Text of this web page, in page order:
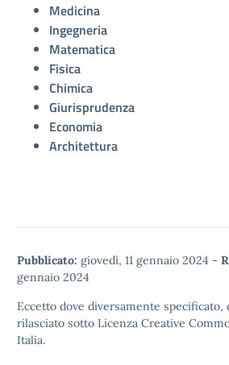
Medicina
Ingegneria
Matematica
Fisica
Chimica
Giurisprudenza
Economia
Architettura
Pubblicato: giovedì, 11 gennaio 2024 -
gennaio 2024
Eccetto dove diversamente specificato,
rilasciato sotto Licenza Creative
Italia.